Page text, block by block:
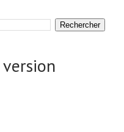
version